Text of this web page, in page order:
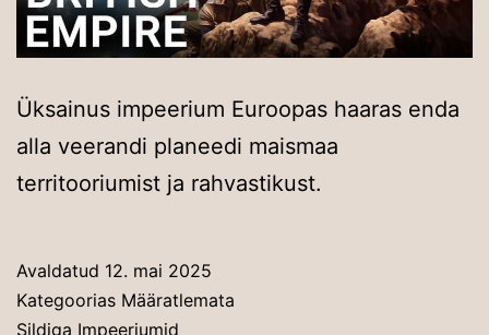
Üksainus impeerium Euroopas haaras enda
alla veerandi planeedi maismaa
territooriumist ja rahvastikust.
Avaldatud 12. mai 2025
Kategoorias Määratlemata
Sildiga Impeeriumid